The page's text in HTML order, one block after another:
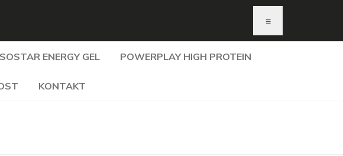
≡
ENERGY GEL POWERPLAY HIGH PROTEIN
KONTAKT